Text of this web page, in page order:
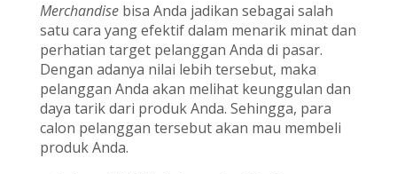
Merchandisebisa Anda jadikan sebagai salah
satu cara yang efektif dalam menarik minat dan
perhatian target pelanggan Anda di pasar.
Dengan adanya nilai lebih tersebut, maka
pelanggan Anda akan melihat keunggulan dan
daya tarik dari produk Anda. Sehingga, para
calon pelanggan tersebut akan mau membeli
produk Anda.